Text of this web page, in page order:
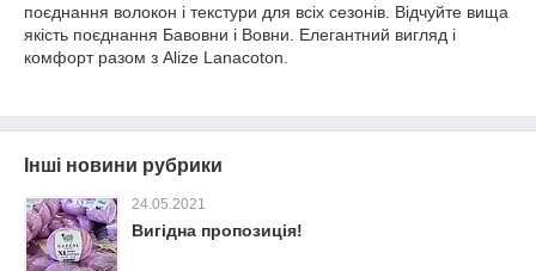
поєднання волокон і текстури для всіх сезонів. Відчуйте вища
якість поєднання Бавовни і Вовни. Елегантний вигляд і
комфорт разом з Alize Lanacoton.
Інші новини рубрики
24.05.2021
Вигідна пропозиція!